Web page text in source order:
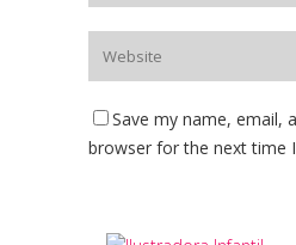
Save my name, email,
browser for the next time